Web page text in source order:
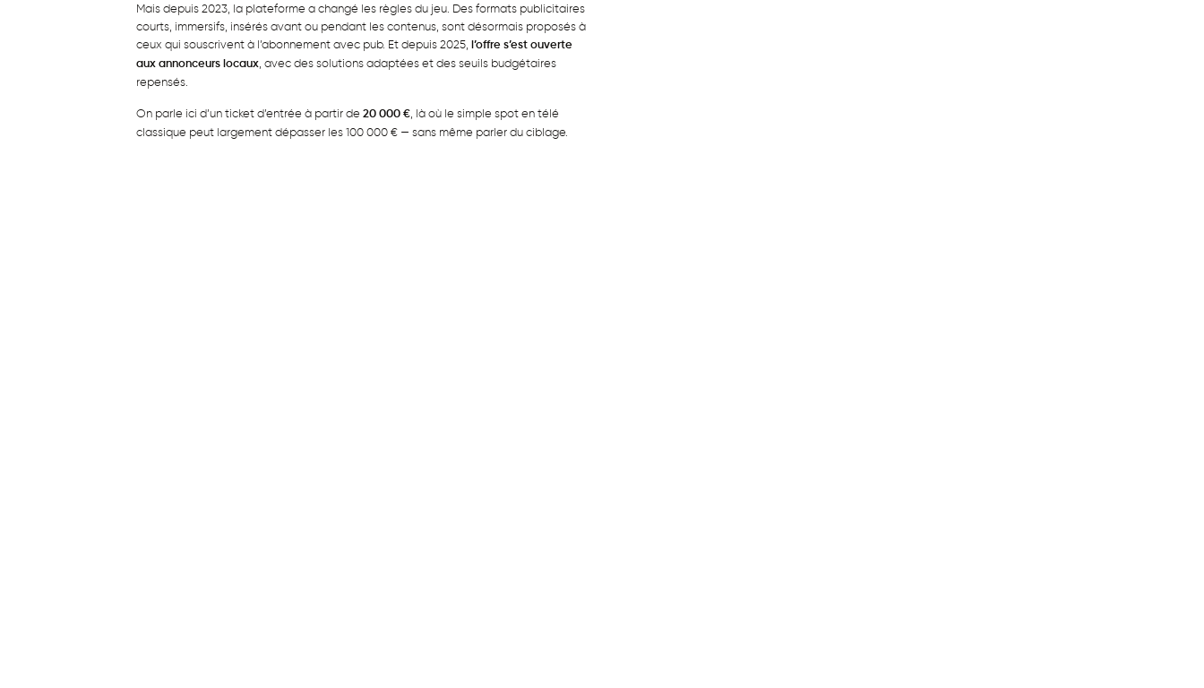
Mais depuis 2023, la plateforme a changé les règles du jeu. Des formats publicitaires
courts, immersifs, insérés avant ou pendant les contenus, sont désormais proposés à
ceux qui souscrivent à l’abonnement avec pub. Et depuis 2025,l’offre s’est ouverte
aux annonceurs locaux, avec des solutions adaptées et des seuils budgétaires
repensés.
On parle ici d’un ticket d’entrée à partir de20 000 € , là où le simple spot en télé
classique peut largement dépasser les 100 000 € — sans même parler du ciblage.